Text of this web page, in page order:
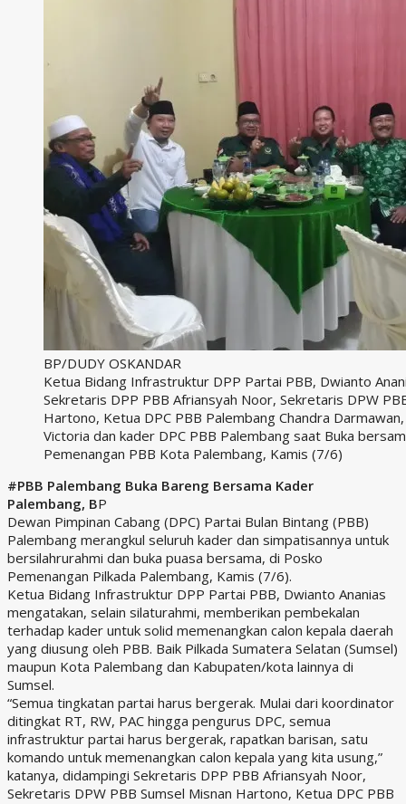
BP/DUDY OSKANDAR
Ketua Bidang Infrastruktur DPP Partai PBB, Dwianto
Sekretaris DPP PBB Afriansyah Noor, Sekretaris DPW
Hartono, Ketua DPC PBB Palembang Chandra
Victoria dan kader DPC PBB Palembang saat Buka
Pemenangan PBB Kota Palembang, Kamis (7/6)
#PBB Palembang Buka Bareng Bersama Kader
Palembang, BP
Dewan Pimpinan Cabang (DPC) Partai Bulan Bintang (PBB)
Palembang merangkul seluruh kader dan simpatisannya untuk
bersilahrurahmi dan buka puasa bersama, di Posko
Pemenangan Pilkada Palembang, Kamis (7/6).
Ketua Bidang Infrastruktur DPP Partai PBB, Dwianto Ananias
mengatakan, selain silaturahmi, memberikan pembekalan
terhadap kader untuk solid memenangkan calon kepala daerah
yang diusung oleh PBB. Baik Pilkada Sumatera Selatan (Sumsel)
maupun Kota Palembang dan Kabupaten/kota lainnya di
Sumsel.
“Semua tingkatan partai harus bergerak. Mulai dari koordinator
ditingkat RT, RW, PAC hingga pengurus DPC, semua
infrastruktur partai harus bergerak, rapatkan barisan, satu
komando untuk memenangkan calon kepala yang kita usung,”
katanya, didampingi Sekretaris DPP PBB Afriansyah Noor,
Sekretaris DPW PBB Sumsel Misnan Hartono, Ketua DPC PBB